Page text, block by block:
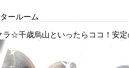
ールーム
ラ☆千歳烏山といったらココ！安